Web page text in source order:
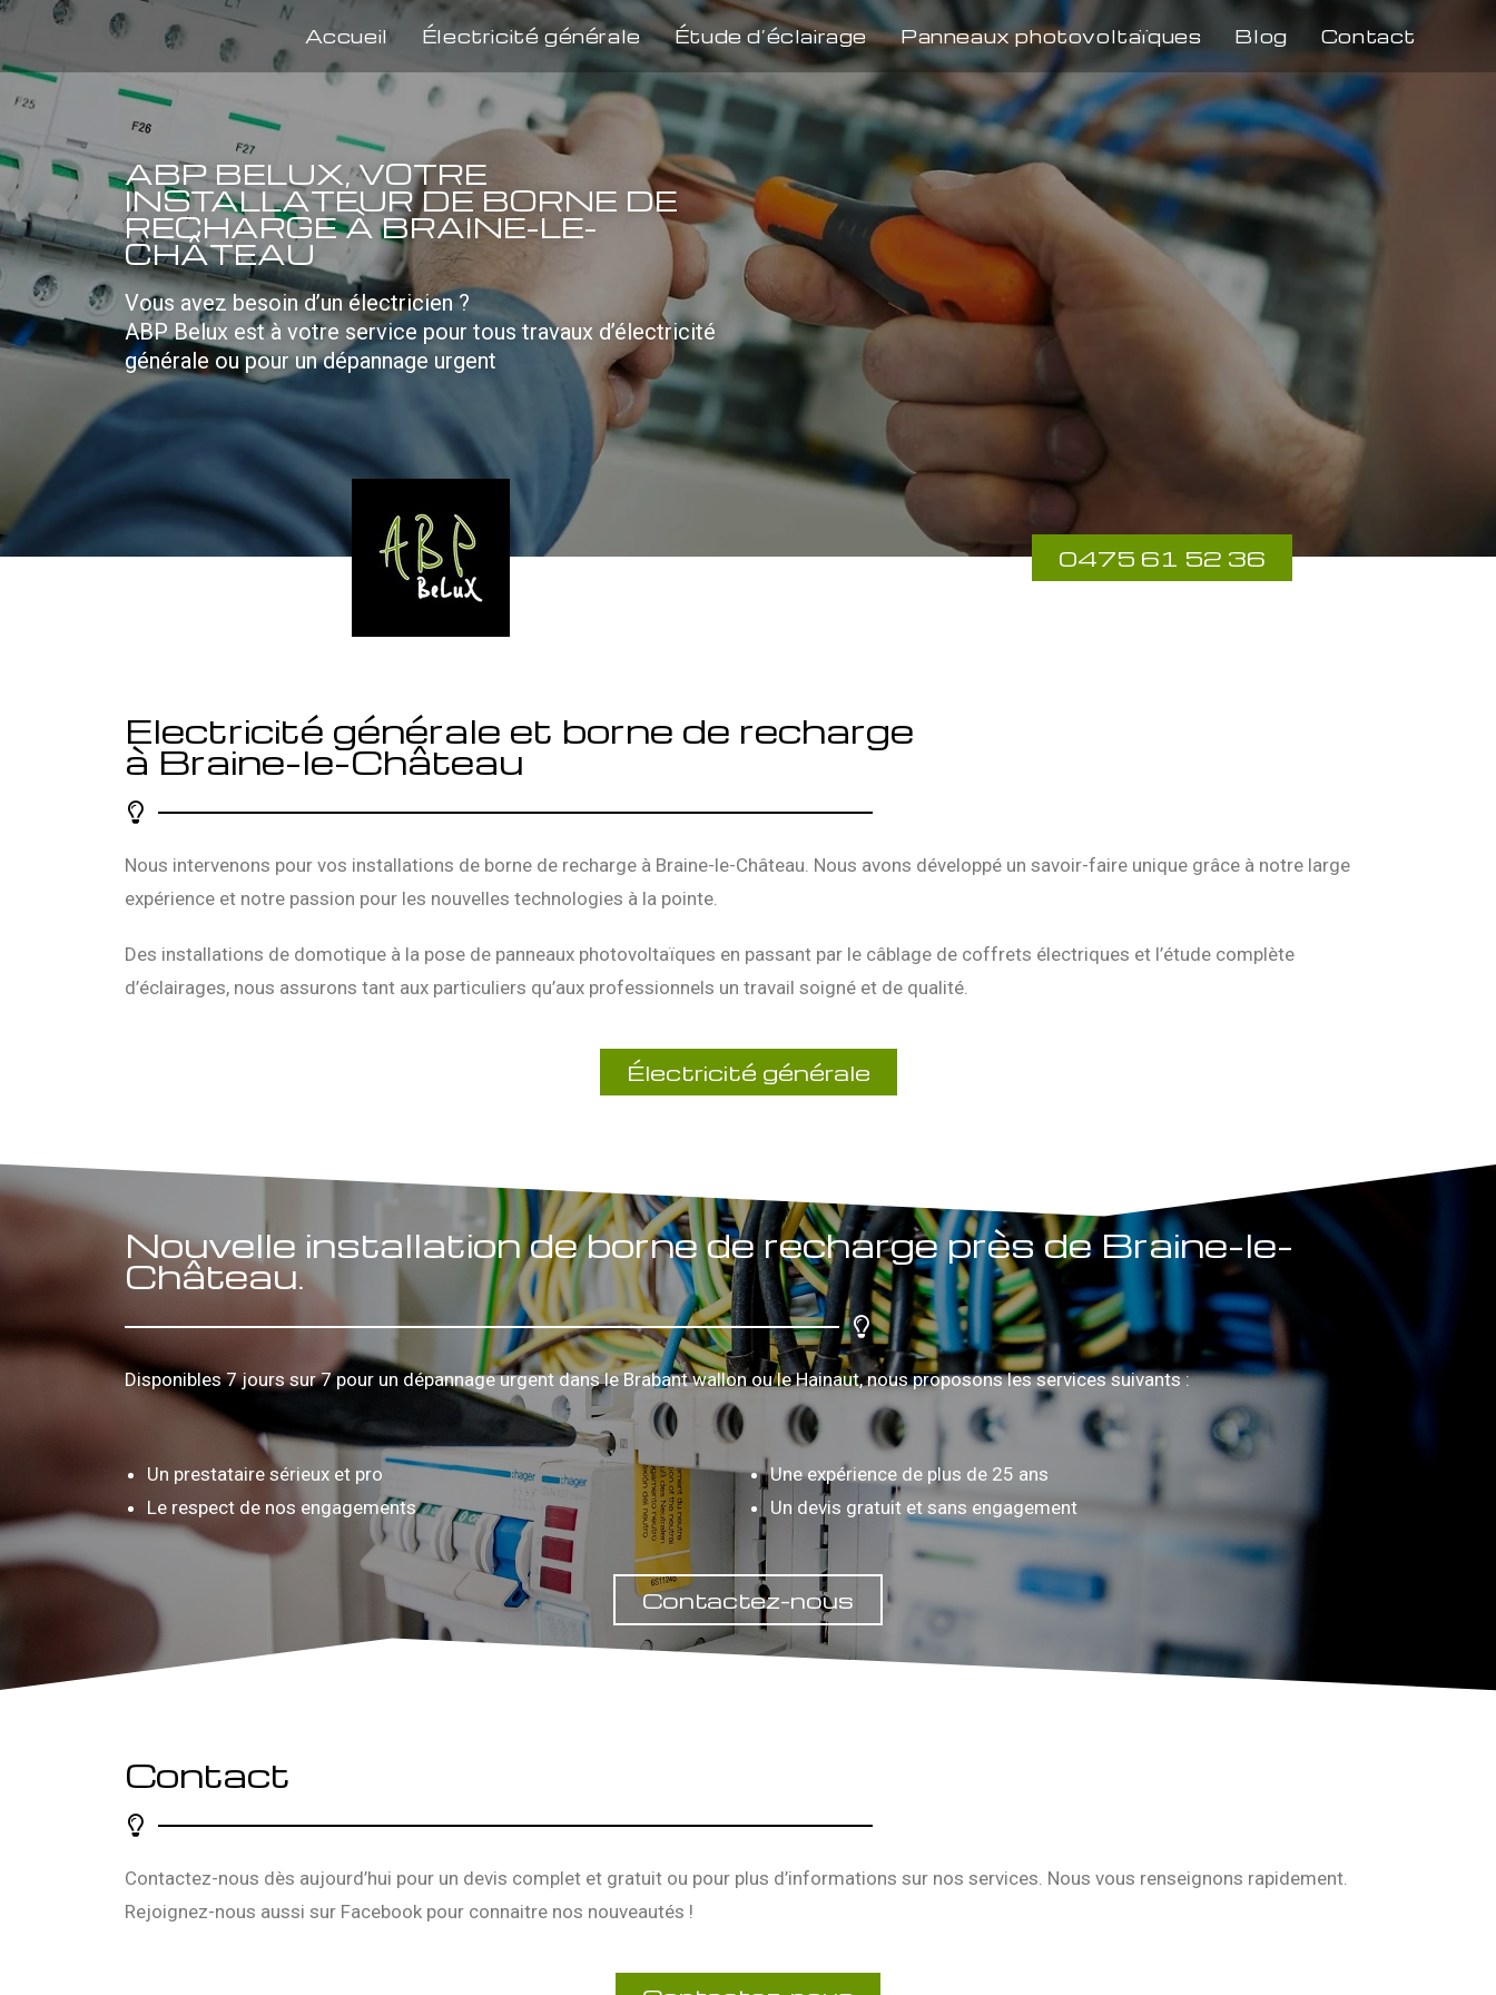
Accueil Électricité générale Étude d’éclairage Panneaux photovoltaïques Blog Contact
ABP BELUX, VOTRE
INSTALLATEUR DE BORNE DE
RECHARGE À BRAINE-LE-
CHÂTEAU
Vous avez besoin d’un électricien ?
ABP Belux est à votre service pour tous travaux d’électricité
générale ou pour un dépannage urgent
0475 61 52 36
Electricité générale et borne de recharge
à Braine-le-Château
Nous intervenons pour vos installations de borne de recharge à Braine-le-Château. Nous avons développé un savoir-faire unique grâce à notre large
expérience et notre passion pour les nouvelles technologies à la pointe.
Des installations de domotique à la pose de panneaux photovoltaïques en passant par le câblage de coffrets électriques et l’étude complète
d’éclairages, nous assurons tant aux particuliers qu’aux professionnels un travail soigné et de qualité.
Électricité générale
Nouvelle installation de borne de recharge près de Braine-le-
Château.
Disponibles 7 jours sur 7 pour un dépannage urgent dans le Brabant wallon ou le Hainaut, nous proposons les services suivants :
Un prestataire sérieux et pro
Le respect de nos engagements
Une expérience de plus de 25 ans
Un devis gratuit et sans engagement
Contactez-nous
Contact
Contactez-nous dès aujourd’hui pour un devis complet et gratuit ou pour plus d’informations sur nos services. Nous vous renseignons rapidement.
Rejoignez-nous aussi sur Facebook pour connaitre nos nouveautés !